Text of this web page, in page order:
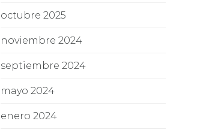
octubre 2025
noviembre 2024
septiembre 2024
mayo 2024
enero 2024